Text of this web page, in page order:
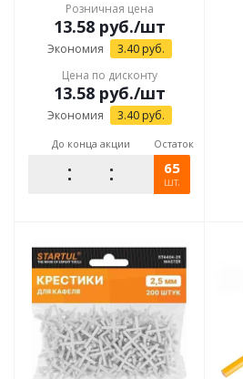
Розничная цена
13.58руб./шт
Экономия 3.40руб.
Цена по дисконту
13.58руб./шт
Экономия 3.40руб.
До конца акции Остаток
65
шт.